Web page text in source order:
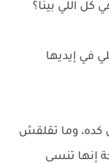
كل اللي بينا؟
في إيديها
كده، وما تقلقش
إنها تنسى